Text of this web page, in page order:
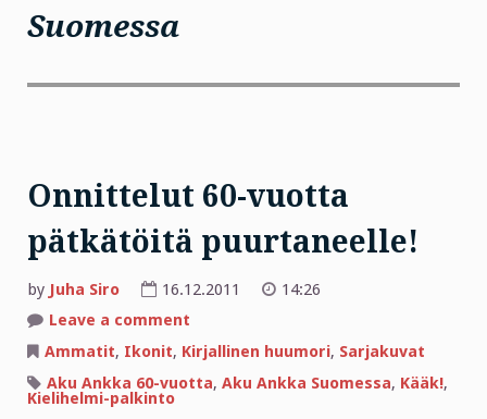
Suomessa
Onnittelut 60-vuotta
pätkätöitä puurtaneelle!
by Juha Siro 16.12.2011
14:26
Leave a comment
60-
vuotta
pätkätöitä
puurtaneelle!
Ammatit, Ikonit, Kirjallinen huumori, Sarjakuvat
Aku Ankka 60-vuotta, Aku Ankka Suomessa, Kääk!,
Kielihelmi-palkinto